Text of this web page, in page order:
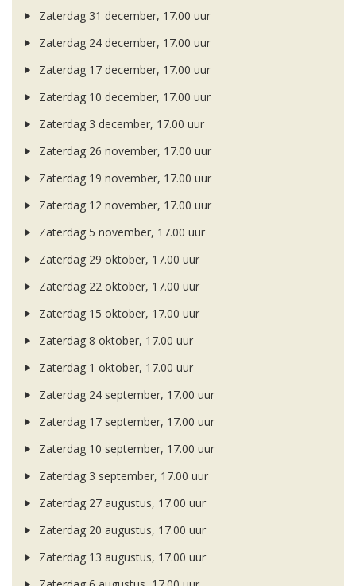
Zaterdag 31 december, 17.00 uur
Zaterdag 24 december, 17.00 uur
Zaterdag 17 december, 17.00 uur
Zaterdag 10 december, 17.00 uur
Zaterdag 3 december, 17.00 uur
Zaterdag 26 november, 17.00 uur
Zaterdag 19 november, 17.00 uur
Zaterdag 12 november, 17.00 uur
Zaterdag 5 november, 17.00 uur
Zaterdag 29 oktober, 17.00 uur
Zaterdag 22 oktober, 17.00 uur
Zaterdag 15 oktober, 17.00 uur
Zaterdag 8 oktober, 17.00 uur
Zaterdag 1 oktober, 17.00 uur
Zaterdag 24 september, 17.00 uur
Zaterdag 17 september, 17.00 uur
Zaterdag 10 september, 17.00 uur
Zaterdag 3 september, 17.00 uur
Zaterdag 27 augustus, 17.00 uur
Zaterdag 20 augustus, 17.00 uur
Zaterdag 13 augustus, 17.00 uur